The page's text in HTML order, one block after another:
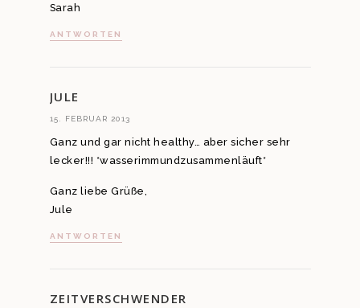
Sarah
ANTWORTEN
JULE
15. FEBRUAR 2013
Ganz und gar nicht healthy… aber sicher sehr
lecker!!! *wasserimmundzusammenläuft*
Ganz liebe Grüße,
Jule
ANTWORTEN
ZEITVERSCHWENDER